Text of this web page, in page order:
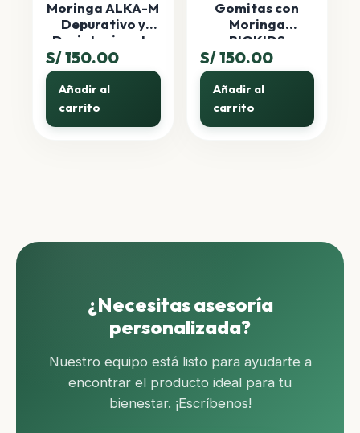
Nota importante:
Moringa ALKA-M
Depurativo y
Desintoxicante
Sobres
S/150.00
Añadir al
carrito
Gomitas con
Moringa
BIOKIDS
S/150.00
Añadir al
carrito
¿Necesitas asesoría
personalizada?
Nuestro equipo está listo para ayudarte a
encontrar el producto ideal para tu
bienestar. ¡Escríbenos!